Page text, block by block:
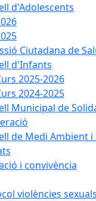
d'Adolescents
Ciutadana de
d'Infants
2025-2026
2024-2025
Municipal de
de Medi Ambient
i convivència
violències